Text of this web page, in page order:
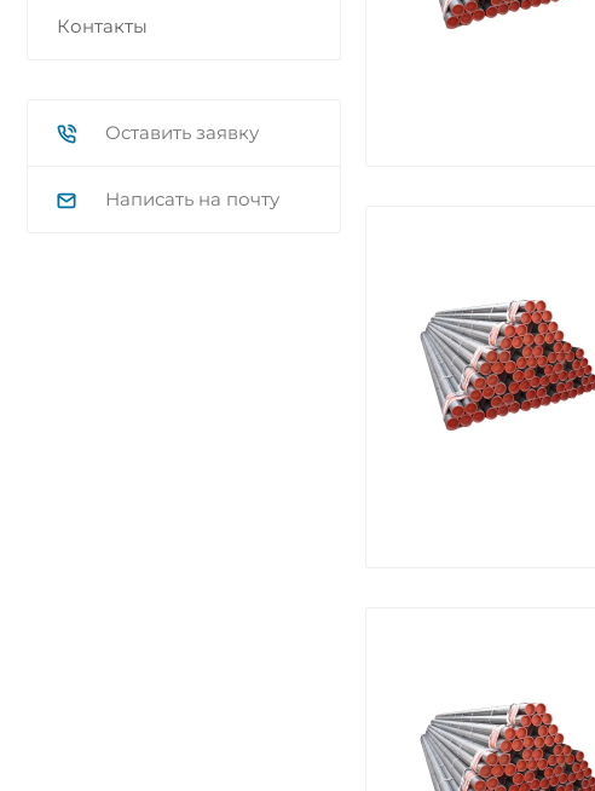
Контакты
Оставить заявку
Написать на почту